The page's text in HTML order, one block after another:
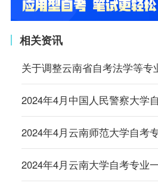
相关资讯
关于调整云南省自考法学等专
2024年4月中国人民警察大学
2024年4月云南师范大学自考
2024年4月云南大学自考专业